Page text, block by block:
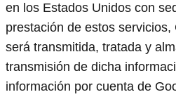
en los Estados Unidos con
prestación de estos
será transmitida, tratada y
transmisión de dicha
información por cuenta de